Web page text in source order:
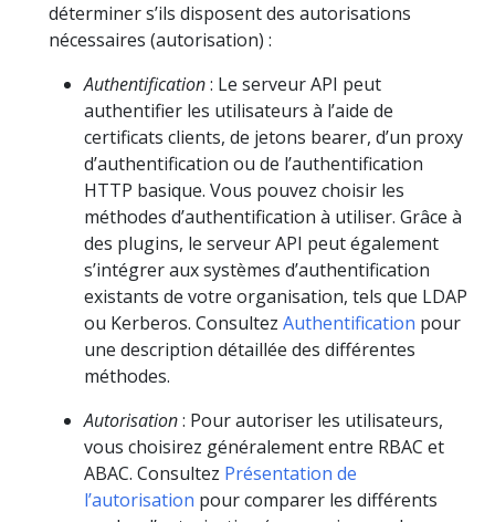
déterminer s’ils disposent des autorisations
nécessaires (autorisation) :
Authentification: Le serveur API peut
authentifier les utilisateurs à l’aide de
certificats clients, de jetons bearer, d’un proxy
d’authentification ou de l’authentification
HTTP basique. Vous pouvez choisir les
méthodes d’authentification à utiliser. Grâce à
des plugins, le serveur API peut également
s’intégrer aux systèmes d’authentification
existants de votre organisation, tels que LDAP
ou Kerberos. Consultez Authentification pour
une description détaillée des différentes
méthodes.
Autorisation: Pour autoriser les utilisateurs,
vous choisirez généralement entre RBAC et
ABAC. Consultez Présentation de
l’autorisation pour comparer les différents